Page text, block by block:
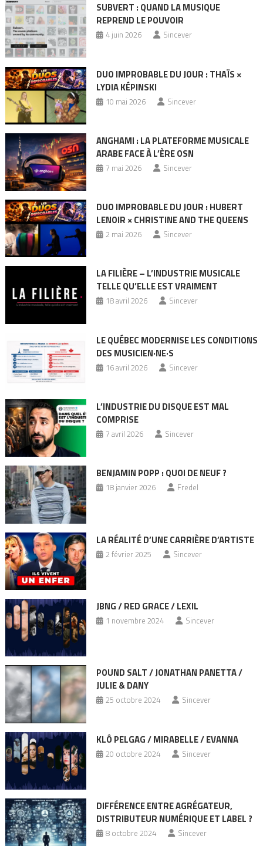
SUBVERT : QUAND LA MUSIQUE
REPREND LE POUVOIR
4 juin 2026 Sincever
DUO IMPROBABLE DU JOUR : THAÏS ×
LYDIA KÉPINSKI
10 mai 2026 Sincever
ANGHAMI : LA PLATEFORME MUSICALE
ARABE FACE À L’ÈRE OSN
7 mai 2026 Sincever
DUO IMPROBABLE DU JOUR : HUBERT
LENOIR × CHRISTINE AND THE QUEENS
2 mai 2026 Sincever
LA FILIÈRE – L’INDUSTRIE MUSICALE
TELLE QU’ELLE EST VRAIMENT
18 avril 2026 Sincever
LE QUÉBEC MODERNISE LES CONDITIONS
DES MUSICIEN·NE·S
16 avril 2026 Sincever
L’INDUSTRIE DU DISQUE EST MAL
COMPRISE
7 avril 2026 Sincever
BENJAMIN POPP : QUOI DE NEUF ?
18 janvier 2026 Fredel
LA RÉALITÉ D’UNE CARRIÈRE D’ARTISTE
2 février 2025 Sincever
JBNG / RED GRACE / LEXIL
1 novembre 2024 Sincever
POUND SALT / JONATHAN PANETTA /
JULIE & DANY
25 octobre 2024 Sincever
KLÔ PELGAG / MIRABELLE / EVANNA
20 octobre 2024 Sincever
DIFFÉRENCE ENTRE AGRÉGATEUR,
DISTRIBUTEUR NUMÉRIQUE ET LABEL ?
8 octobre 2024 Sincever